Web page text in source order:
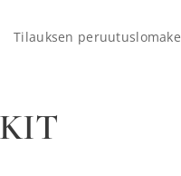
Tilauksen peruutuslomake